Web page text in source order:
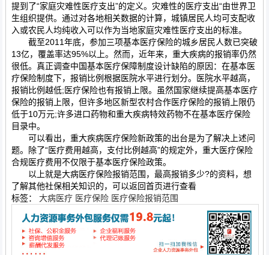
提到了“家庭灾难性医疗支出”的定义。灾难性的医疗支出“由世界卫
生组织提供。通过对各地相关数据的计算，城镇居民人均可支配收
入或农民人均纯收入可以作为当地家庭灾难性医疗支出的标准。
截至2011年底，参加三项基本医疗保险的城乡居民人数已突破
13亿，覆盖率达95%以上。然而，近年来，重大疾病的报销率仍然
很低。真正调查中国基本医疗保障制度设计缺陷的原因：在基本医
疗保险制度下，报销比例根据医院水平进行划分。医院水平越高，
报销比例越低;医疗保险也有报销上限。虽然国家继续提高基本医疗
保险的报销上限，但许多地区新型农村合作医疗保险的报销上限仍
低于10万元;许多进口药物和重大疾病特效药物不在基本医疗保险
目录中。
可以看出，重大疾病医疗保险新政策的出台是为了解决上述问
题。除了“医疗费用越高，支付比例越高”的规定外，重大医疗保险
合规医疗费用不仅限于基本医疗保险政策。
以上就是大病医疗保险报销范围，最高报销多少?的资料，想
了解其他社保相关知识的，可以返回首页进行查看
标签： 大病医疗 医疗保险 医疗保险报销范围